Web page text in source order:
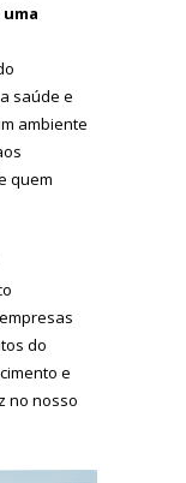
saúde e
ambiente
quem
do
e
no nosso